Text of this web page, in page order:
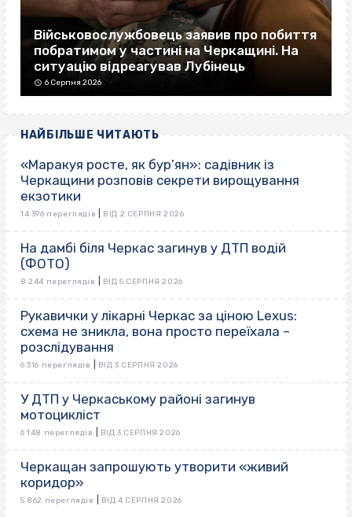
Військовослужбовець заявив про побиття
побратимом у частині на Черкащині. На
ситуацію відреагував Лубінець
6 Серпня 2026
НАЙБІЛЬШЕ ЧИТАЮТЬ
«Маракуя росте, як бур’ян»: садівник із
Черкащини розповів секрети вирощування
екзотики
14 396 переглядів ВІД 2 СЕРПНЯ 2026
На дамбі біля Черкас загинув у ДТП водій
(ФОТО)
8 244 переглядів ВІД 5 СЕРПНЯ 2026
Рукавички у лікарні Черкас за ціною Lexus:
схема не зникла, вона просто переїхала –
розслідування
6 316 переглядів ВІД 3 СЕРПНЯ 2026
У ДТП у Черкаському районі загинув
мотоцикліст
6 148 переглядів ВІД 3 СЕРПНЯ 2026
Черкащан запрошують утворити «живий
коридор»
5 862 переглядів ВІД 4 СЕРПНЯ 2026